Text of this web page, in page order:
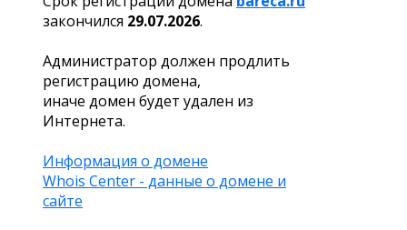
закончился 29.07.2026.
Администратор должен продлить
регистрацию домена,
иначе домен будет удален из
Интернета.
Информация о домене
Whois Center - данные о домене и
сайте